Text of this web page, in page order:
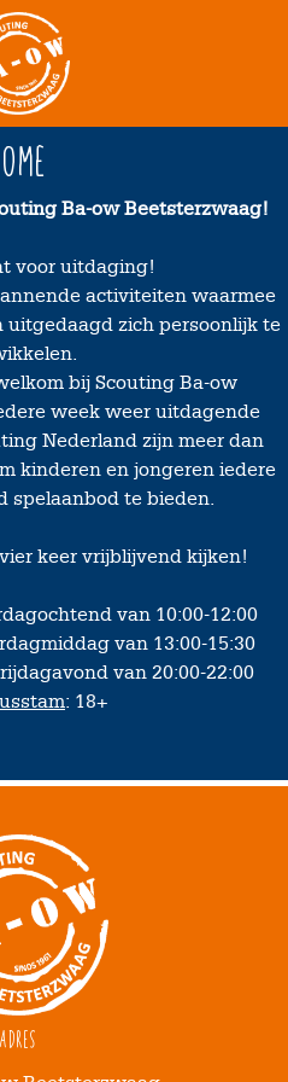
Ba-ow Beetsterzwaag!
voor uitdaging!
activiteiten waarmee
zich persoonlijk te
bij Scouting Ba-ow
week weer uitdagende
Nederland zijn meer dan
kinderen en jongeren iedere
spelaanbod te bieden.
keer vrijblijvend kijken!
van 10:00-12:00
van 13:00-15:30
van 20:00-22:00
: 18+
Adres